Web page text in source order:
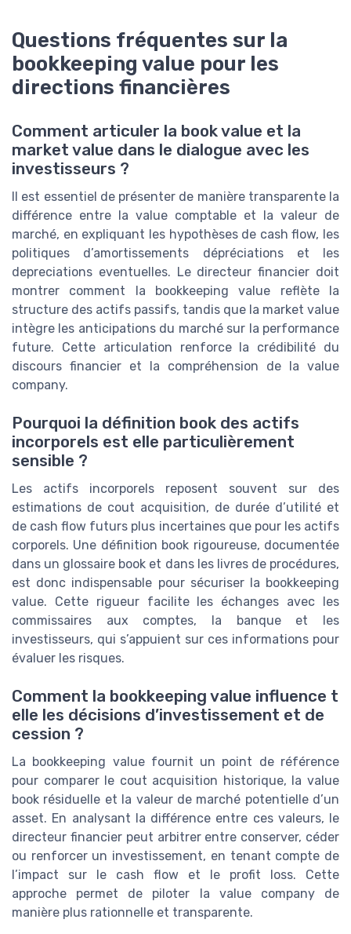
Questions fréquentes sur la
bookkeeping value pour les
directions financières
Comment articuler la book value et la
market value dans le dialogue avec les
investisseurs ?
Il est essentiel de présenter de manière transparente la
différence entre la value comptable et la valeur de
marché, en expliquant les hypothèses de cash flow, les
politiques d’amortissements dépréciations et les
depreciations eventuelles. Le directeur financier doit
montrer comment la bookkeeping value reflète la
structure des actifs passifs, tandis que la market value
intègre les anticipations du marché sur la performance
future. Cette articulation renforce la crédibilité du
discours financier et la compréhension de la value
company.
Pourquoi la définition book des actifs
incorporels est elle particulièrement
sensible ?
Les actifs incorporels reposent souvent sur des
estimations de cout acquisition, de durée d’utilité et
de cash flow futurs plus incertaines que pour les actifs
corporels. Une définition book rigoureuse, documentée
dans un glossaire book et dans les livres de procédures,
est donc indispensable pour sécuriser la bookkeeping
value. Cette rigueur facilite les échanges avec les
commissaires aux comptes, la banque et les
investisseurs, qui s’appuient sur ces informations pour
évaluer les risques.
Comment la bookkeeping value influence t
elle les décisions d’investissement et de
cession ?
La bookkeeping value fournit un point de référence
pour comparer le cout acquisition historique, la value
book résiduelle et la valeur de marché potentielle d’un
asset. En analysant la différence entre ces valeurs, le
directeur financier peut arbitrer entre conserver, céder
ou renforcer un investissement, en tenant compte de
l’impact sur le cash flow et le profit loss. Cette
approche permet de piloter la value company de
manière plus rationnelle et transparente.